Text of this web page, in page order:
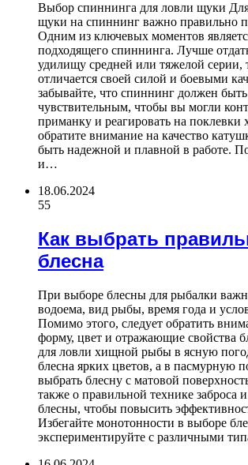
Выбор спиннинга для ловли щуки
щуки на спиннинг важно правильно
Одним из ключевых моментов
подходящего спиннинга. Лучше
удилищу средней или тяжелой серии,
отличается своей силой и боевыми
забывайте, что спиннинг должен
чувствительным, чтобы вы могли
приманку и реагировать на
обратите внимание на качество
быть надежной и плавной в работе.
и…
18.06.2024
55
Как выбрать
блесна
При выборе блесны для рыбалки
водоема, вид рыбы, время года и
Помимо этого, следует обратить
форму, цвет и отражающие свойства
для ловли хищной рыбы в ясную
блесна ярких цветов, а в пасмурную
выбрать блесну с матовой
также о правильной технике заброса
блесны, чтобы повысить
Избегайте монотонности в выборе
экспериментируйте с различными